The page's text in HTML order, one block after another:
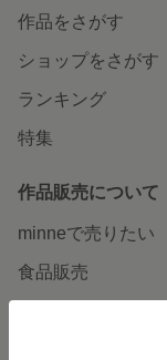
作品をさがす
ショップをさがす
ランキング
特集
作品販売について
minneで売りたい
食品販売